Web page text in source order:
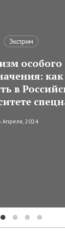
Экстрим
особого
как
в
Апреля, 2024